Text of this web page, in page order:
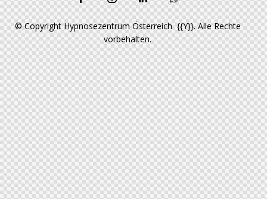
© Copyright Hypnosezentrum Österreich {{Y}}. Alle Rechte
vorbehalten.